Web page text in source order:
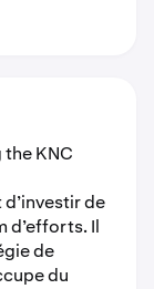
theKNC
de
d’efforts. Il
de
du